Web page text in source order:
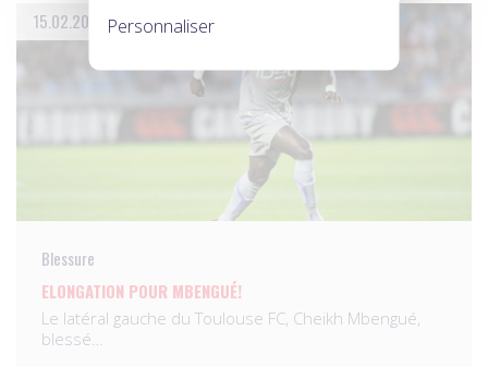
Personnaliser
15.02.2010
Blessure
ELONGATION POUR MBENGUÉ!
Le latéral gauche du Toulouse FC, Cheikh Mbengué,
blessé…